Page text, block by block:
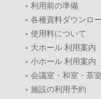
利用前の準備
各種資料ダウンロ
使用料について
大ホール 利用案内
小ホール 利用案内
会議室・和室・茶
施設の利用予約